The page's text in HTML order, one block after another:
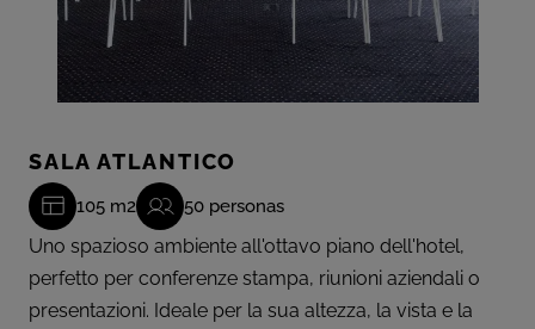
SALA ATLANTICO
105 m2 50 personas
Uno spazioso ambiente all'ottavo piano dell'hotel,
perfetto per conferenze stampa, riunioni aziendali o
presentazioni. Ideale per la sua altezza, la vista e la